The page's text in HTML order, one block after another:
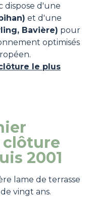
dispose d'une
et d'une
Bavière) pour
optimisés
le plus
clôture
2001
lame de terrasse
vingt ans.